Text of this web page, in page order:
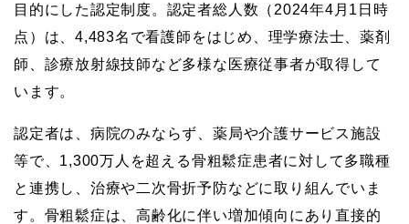
目的にした認定制度。認定者総人数（2024年4月1日時
点）は、4,483名で看護師をはじめ、理学療法士、薬剤
師、診療放射線技師など多様な医療従事者が取得して
います。
認定者は、病院のみならず、薬局や介護サービス施設
等で、1,300万人を超える骨粗鬆症患者に対して多職種
と連携し、治療や二次骨折予防などに取り組んでいま
す。骨粗鬆症は、高齢化に伴い増加傾向にあり直接的